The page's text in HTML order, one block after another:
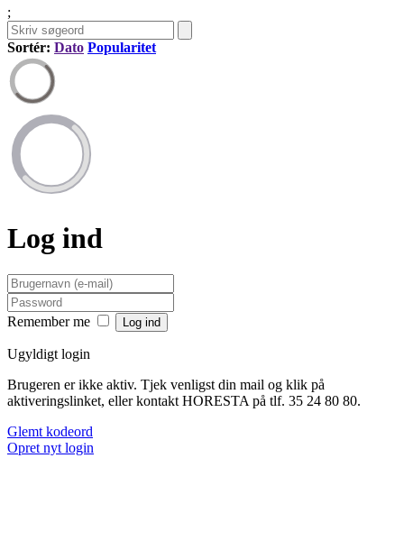
;
Sortér: Dato Popularitet
Log ind
Remember me
Ugyldigt login
Brugeren er ikke aktiv. Tjek venligst din mail og klik på
aktiveringslinket, eller kontakt HORESTA på tlf. 35 24 80 80.
Glemt kodeord
Opret nyt login